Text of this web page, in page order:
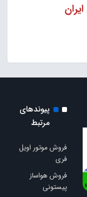
پیوندهای
مرتبط
فروش موتور اویل
فری
فروش هواساز
پیستونی